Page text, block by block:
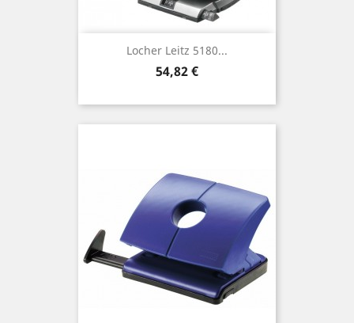
Locher Leitz 5180...
Preis
54,82 €